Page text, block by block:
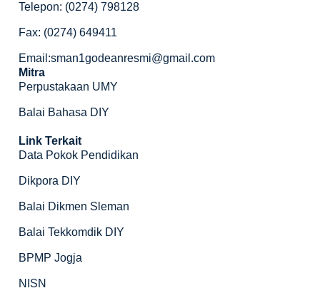
Telepon: (0274) 798128
Fax: (0274) 649411
Email:sman1godeanresmi@gmail.com
Mitra
Perpustakaan UMY
Balai Bahasa DIY
Link Terkait
Data Pokok Pendidikan
Dikpora DIY
Balai Dikmen Sleman
Balai Tekkomdik DIY
BPMP Jogja
NISN